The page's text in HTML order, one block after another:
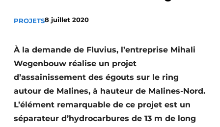
Construction bois
Contrôle d’accès
Éclairage
PROJETS8 juillet 2020
À la demande de Fluvius, l’entreprise Mihali
Wegenbouw réalise un projet
d’assainissement des égouts sur le ring
autour de Malines, à hauteur de Malines-Nord.
L’élément remarquable de ce projet est un
séparateur d’hydrocarbures de 13 m de long